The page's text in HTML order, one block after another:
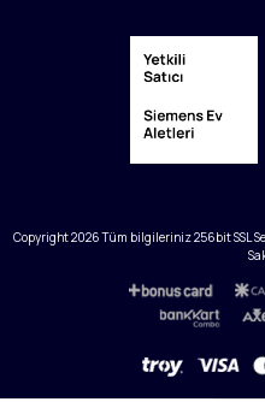
Copyright2026Tüm bilgileriniz 256bit SSL